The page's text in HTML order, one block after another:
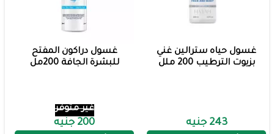
غسول حياه سترالين غني
بزيوت الترطيب 200 ملل
243 جنيه
غسول دراكون المفتح
للبشرة الجافة 200مل
غير متوفر
200 جنيه